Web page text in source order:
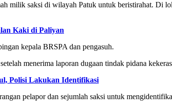
milik saksi di wilayah Patuk untuk beristirahat. Di
Kaki di Paliyan
kepala BRSPA dan pengasuh.
menerima laporan dugaan tindak pidana
Polisi Lakukan Identifikasi
pelapor dan sejumlah saksi untuk